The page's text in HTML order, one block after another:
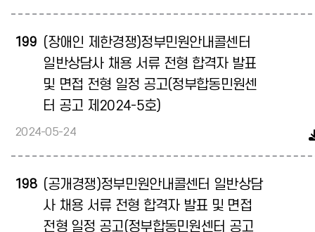
199 (장애인 제한경쟁)정부민원안내콜센터
일반상담사 채용 서류 전형 합격자 발표
및 면접 전형 일정 공고(정부합동민원센
터 공고 제2024-5호)
2024-05-24
198 (공개경쟁)정부민원안내콜센터 일반상담
사 채용 서류 전형 합격자 발표 및 면접
전형 일정 공고(정부합동민원센터 공고